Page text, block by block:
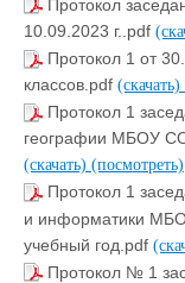
Протокол
10.09.2023 г..pdf
Протокол 1 от
классов.pdf (скачать)
Протокол 1
географии МБОУ
(скачать) (посмотреть)
Протокол 1
и информатики
учебный год.pdf
Протокол № 1